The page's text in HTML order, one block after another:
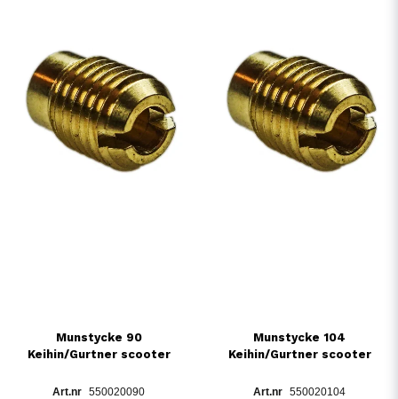
Munstycke 90
Keihin/Gurtner scooter
550020090
Munstycke 104
Keihin/Gurtner scooter
550020104